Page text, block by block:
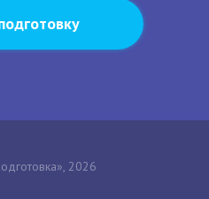
2026